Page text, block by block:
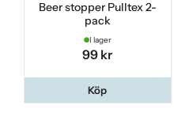
Beer stopper Pulltex 2-
pack
I lager
99 kr
Köp